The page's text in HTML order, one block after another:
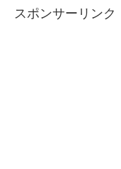
スポンサーリンク